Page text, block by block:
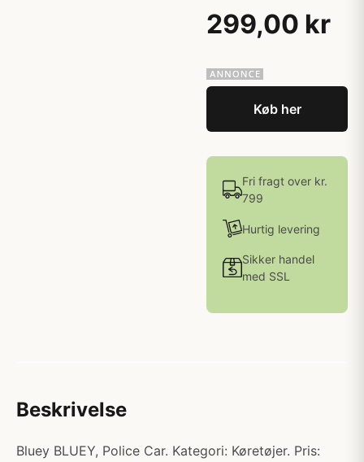
299,00 kr
Køb her
Fri fragt over kr.
799
Hurtig levering
Sikker handel
med SSL
Beskrivelse
Bluey BLUEY, Police Car. Kategori: Køretøjer. Pris: